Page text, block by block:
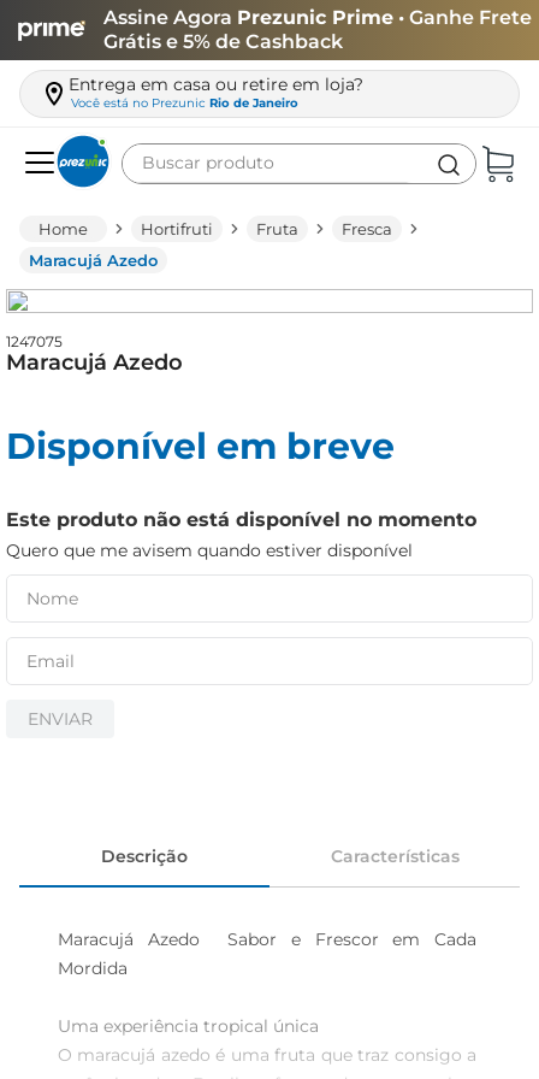
Assine Agora Prezunic Prime • Ganhe Frete
Grátis e 5% de Cashback
Entrega em casa ou retire em loja?
Você está no Prezunic Rio de Janeiro
Buscar produto
Hortifruti Fruta
Fresca
Maracujá Azedo
1247075
Maracujá Azedo
Disponível em breve
Este produto não está disponível no momento
Quero que me avisem quando estiver disponível
ENVIAR
Descrição Características
Maracujá Azedo  Sabor e Frescor em Cada
Mordida
Uma experiência tropical única
O maracujá azedo é uma fruta que traz consigo a
leite
queijo
biscoito
iogurte
papel higiênico